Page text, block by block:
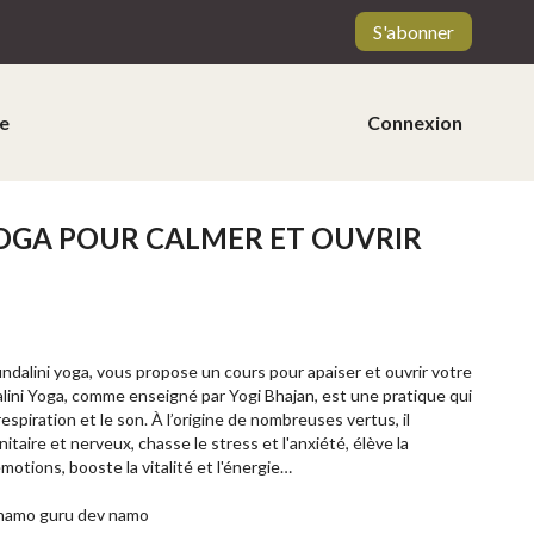
S'abonner
Connexion
POUR CALMER ET OUVRIR
yoga, vous propose un cours pour apaiser et ouvrir votre
Yoga, comme enseigné par Yogi Bhajan, est une pratique qui
et le son. À l’origine de nombreuses vertus, il
et nerveux, chasse le stress et l'anxiété, élève la
booste la vitalité et l'énergie…
guru dev namo